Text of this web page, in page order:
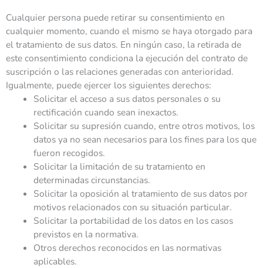
Cualquier persona puede retirar su consentimiento en
cualquier momento, cuando el mismo se haya otorgado para
el tratamiento de sus datos. En ningún caso, la retirada de
este consentimiento condiciona la ejecución del contrato de
suscripción o las relaciones generadas con anterioridad.
Igualmente, puede ejercer los siguientes derechos:
Solicitar el acceso a sus datos personales o su
rectificación cuando sean inexactos.
Solicitar su supresión cuando, entre otros motivos, los
datos ya no sean necesarios para los fines para los que
fueron recogidos.
Solicitar la limitación de su tratamiento en
determinadas circunstancias.
Solicitar la oposición al tratamiento de sus datos por
motivos relacionados con su situación particular.
Solicitar la portabilidad de los datos en los casos
previstos en la normativa.
Otros derechos reconocidos en las normativas
aplicables.